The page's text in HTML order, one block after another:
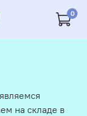
0
на складе в